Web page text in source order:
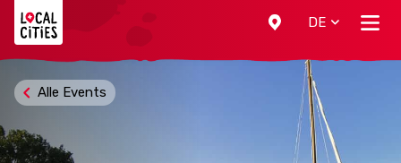
DE
Alle Events